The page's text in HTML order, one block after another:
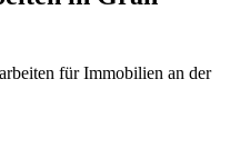
für Immobilien an der